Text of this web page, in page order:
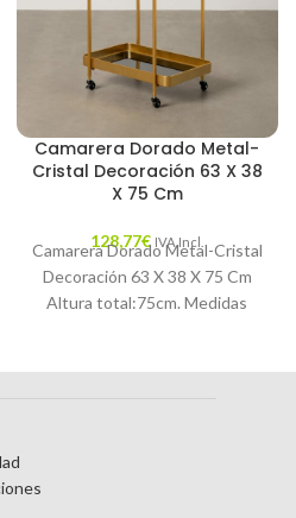
Camarera Dorado Metal-
Cristal Decoración 63 X 38
X 75 Cm
128,77€ IVA Incl.
Camarera Dorado Metal-Cristal
Decoración 63 X 38 X 75 Cm
Altura total:75cm. Medidas